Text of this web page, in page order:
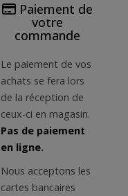
Paiement de
votre
commande
Le paiement de vos
achats se fera lors
de la réception de
ceux-ci en magasin.
Pas de paiement
en ligne.
Nous acceptons les
cartes bancaires